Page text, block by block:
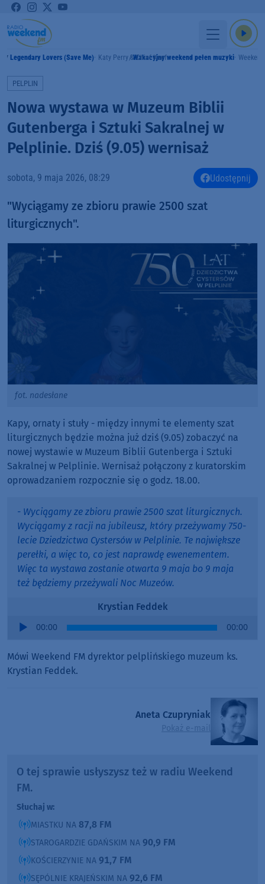
Legendary Lovers (Save Me) Katy Perry & Chief KeefWakacyjny weekend pełen muzyki
PELPLIN
Nowa wystawa w Muzeum Biblii
Gutenberga i Sztuki Sakralnej w
Pelplinie. Dziś (9.05) wernisaż
sobota, 9 maja 2026, 08:29 Udostępnij
"Wyciągamy ze zbioru prawie 2500 szat
liturgicznych".
fot. nadesłane
Kapy, ornaty i stuły - między innymi te elementy szat
liturgicznych będzie można już dziś (9.05) zobaczyć na
nowej wystawie w Muzeum Biblii Gutenberga i Sztuki
Sakralnej w Pelplinie. Wernisaż połączony z kuratorskim
oprowadzaniem rozpocznie się o godz. 18.00.
- Wyciągamy ze zbioru prawie 2500 szat liturgicznych.
Wyciągamy z racji na jubileusz, który przeżywamy 750-
lecie Dziedzictwa Cystersów w Pelplinie. Te największe
perełki, a więc to, co jest naprawdę ewenementem.
Więc ta wystawa zostanie otwarta 9 maja bo 9 maja
też będziemy przeżywali Noc Muzeów.
Krystian Feddek
Audio
00:00 00:00
Mówi Weekend FM dyrektor pelplińskiego muzeum ks.
Krystian Feddek.
Aneta Czupryniak
Pokaż e-mail
O tej sprawie usłyszysz też w radiu Weekend
FM.
Słuchaj w:
MIASTKU NA 87,8 FM
STAROGARDZIE GDAŃSKIM NA 90,9 FM
KOŚCIERZYNIE NA 91,7 FM
SĘPÓLNIE KRAJEŃSKIM NA 92,6 FM